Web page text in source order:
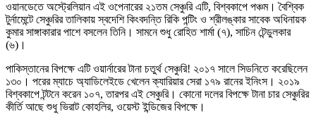
ওয়ানডেতে অস্ট্রেলিয়ান এই ওপেনারের ২১তম সেঞ্চুরি এটি, বিশ্বকাপে পঞ্চম। বৈশ্বিক
টুর্নামেন্টে সেঞ্চুরির তালিকায় স্বদেশি কিংবদন্তি রিকি পন্টিং ও শ্রীলঙ্কার সাবেক অধিনায়ক
কুমার সাঙ্গাকারার পাশে বসলেন তিনি। সামনে শুধু রোহিত শার্মা (৭), সাচিন টেন্ডুলকার
(৬)।
পাকিস্তানের বিপক্ষে এটি ওয়ার্নারের টানা চতুর্থ সেঞ্চুরি! ২০১৭ সালে সিডনিতে করেছিলেন
১৩০। পরের ম্যাচে অ্যাডিলেইডে খেলেন ক্যারিয়ার সেরা ১৭৯ রানের ইনিংস। ২০১৯
বিশ্বকাপে টন্টনে করেন ১০৭, তারপর এই সেঞ্চুরি। কোনো দলের বিপক্ষে টানা চার সেঞ্চুরির
কীর্তি আছে শুধু ভিরাট কোহলির, ওয়েস্ট ইন্ডিজের বিপক্ষে।